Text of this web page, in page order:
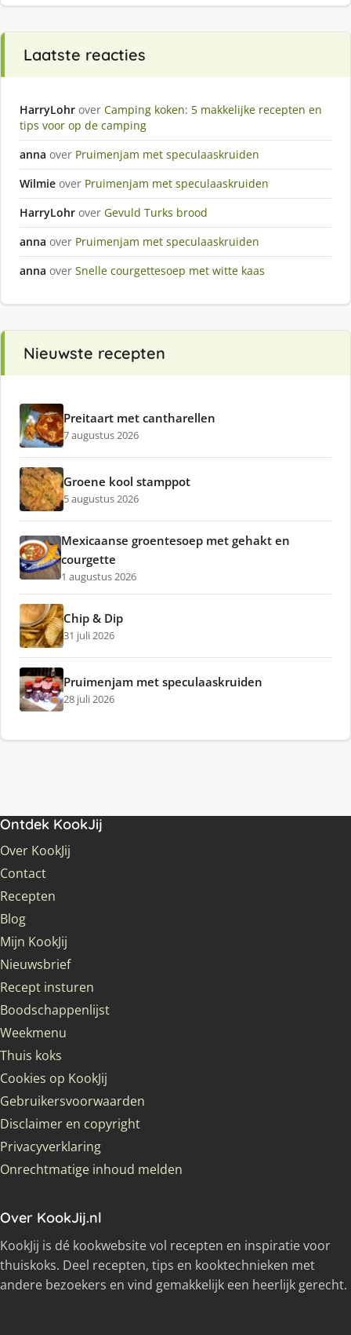
Laatste reacties
HarryLohr over Camping koken: 5 makkelijke recepten en
tips voor op de camping
anna over Pruimenjam met speculaaskruiden
Wilmie over Pruimenjam met speculaaskruiden
HarryLohr over Gevuld Turks brood
anna over Pruimenjam met speculaaskruiden
anna over Snelle courgettesoep met witte kaas
Nieuwste recepten
Preitaart met cantharellen
7 augustus 2026
Groene kool stamppot
5 augustus 2026
Mexicaanse groentesoep met gehakt en
courgette
1 augustus 2026
Chip & Dip
31 juli 2026
Pruimenjam met speculaaskruiden
28 juli 2026
Ontdek KookJij
Over KookJij
Contact
Recepten
Blog
Mijn KookJij
Nieuwsbrief
Recept insturen
Boodschappenlijst
Weekmenu
Thuis koks
Cookies op KookJij
Gebruikersvoorwaarden
Disclaimer en copyright
Privacyverklaring
Onrechtmatige inhoud melden
Over KookJij.nl
KookJij is dé kookwebsite vol recepten en inspiratie voor
thuiskoks. Deel recepten, tips en kooktechnieken met
andere bezoekers en vind gemakkelijk een heerlijk gerecht.